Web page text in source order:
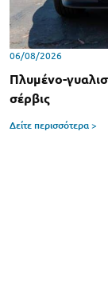
06/08/2026
Πλυμένο-
σέρβις
Δείτε περισσότερα >